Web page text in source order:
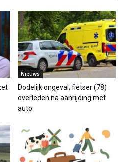
Nieuws
Dodelijk ongeval; fietser (78)
overleden na aanrijding met
auto